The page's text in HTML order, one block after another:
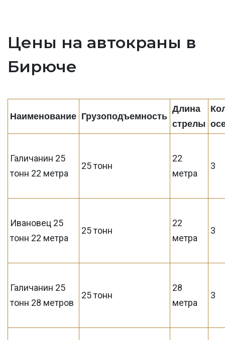
Цены на автокраны в
Бирюче
Наименование Грузоподъемность
Длина
стрелы
Галичанин 25
тонн 22 метра
25 тонн
22
метра
3
Ивановец 25
тонн 22 метра
25 тонн
22
метра
3
Галичанин 25
тонн 28 метров
25 тонн
28
метра
3